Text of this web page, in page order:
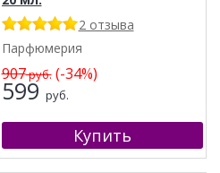
2 отзыва
Парфюмерия
907руб.(-34%)
599 руб.